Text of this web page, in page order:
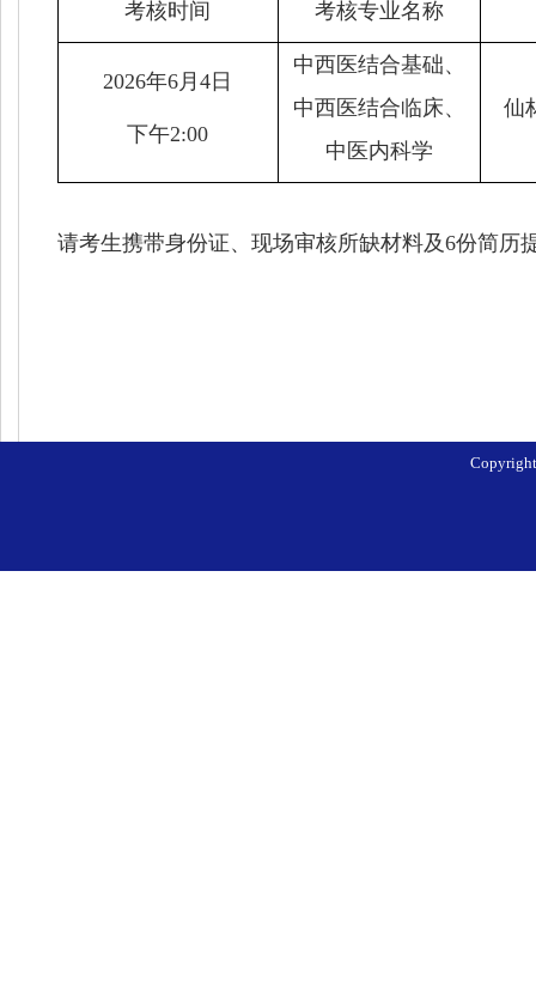
考核时间 考核专业名称
2026年6月4 日
下午2:00
中西医结合基础、
中西医结合临床、
中医内科学
仙
请考生携带身份证、现场审核所缺材料及6份简历